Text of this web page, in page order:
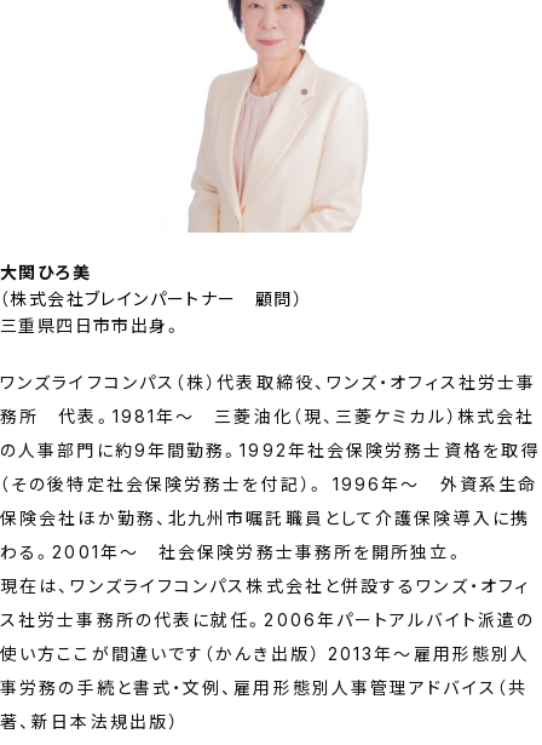
大関ひろ美
（株式会社ブレインパートナー 顧問）
三重県四日市市出身。
ワンズライフコンパス（株）代表取締役、ワンズ・オフィス社労士事
務所 代表。1981年～ 三菱油化（現、三菱ケミカル）株式会社
の人事部門に約9年間勤務。1992年社会保険労務士資格を取得
（その後特定社会保険労務士を付記）。 1996年～ 外資系生命
保険会社ほか勤務、北九州市嘱託職員として介護保険導入に携
わる。2001年～ 社会保険労務士事務所を開所独立。
現在は、ワンズライフコンパス株式会社と併設するワンズ・オフィ
ス社労士事務所の代表に就任。2006年パートアルバイト派遣の
使い方ここが間違いです（かんき出版） 2013年～雇用形態別人
事労務の手続と書式・文例、雇用形態別人事管理アドバイス（共
著、新日本法規出版）